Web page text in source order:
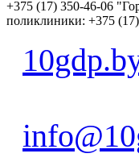
+375 (17) 350-46-06
поликлиники: +375